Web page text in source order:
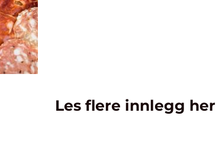
Les flere innlegg her